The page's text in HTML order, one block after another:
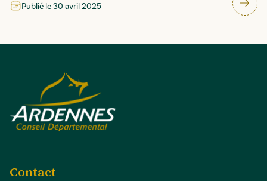
Publié le30 avril 2025
Contact